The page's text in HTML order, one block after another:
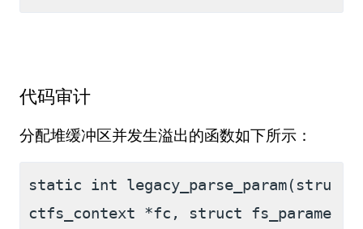
代码审计
分配堆缓冲区并发生溢出的函数如下所示：
static int legacy_parse_param(stru
ctfs_context *fc, struct fs_parame